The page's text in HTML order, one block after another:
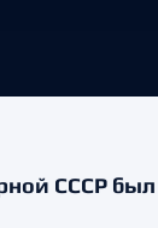
СССР